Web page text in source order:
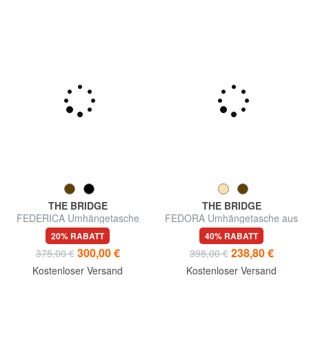
THE BRIDGE
FEDERICA Umhängetasche
aus Leder
20% RABATT
375,00 € 300,00 €
Kostenloser Versand
THE BRIDGE
FEDORA Umhängetasche aus
Leder
40% RABATT
398,00 € 238,80 €
Kostenloser Versand